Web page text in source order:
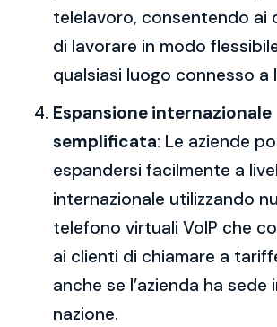
telelavoro, consentendo ai
di lavorare in modo
qualsiasi luogo connesso a
Espansione internazionale
semplificata: Le aziende
espandersi facilmente a
internazionale utilizzando
telefono virtuali VoIP che
ai clienti di chiamare a
anche se l’azienda ha sede
nazione.